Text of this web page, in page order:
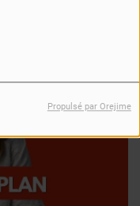
Propulsé par Orejime